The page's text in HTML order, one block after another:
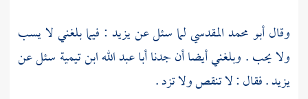
وقالأبو محمد المقدسيلما سئل عنيزيد : فيما بلغني لا يسب
ولا يحب . وبلغني أيضا أن جدناأبا عبد الله ابن تيمية سئل عن
يزيد. فقال : لا تنقص ولا تزد .